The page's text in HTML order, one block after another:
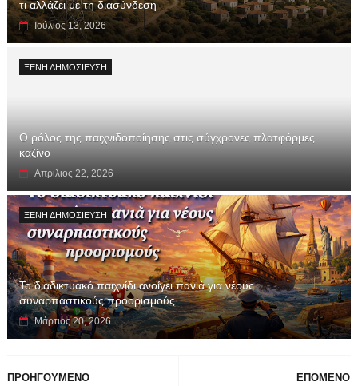
τι αλλάζει με τη διασύνδεση
Ιούλιος 13, 2026
ΞΕΝΗ ΔΗΜΟΣΙΕΥΣΗ
Ο ρόλος της παιχνιδοποίησης στις σύγχρονες πλατφόρμες
καζίνο
Απρίλιος 22, 2026
ΞΕΝΗ ΔΗΜΟΣΙΕΥΣΗ
Το διαδικτυακό παιχνίδι ανοίγει πανιά για νέους
συναρπαστικούς προορισμούς
Μάρτιος 20, 2026
ΕΠΟΜΕΝΟ
ΠΡΟΗΓΟΥΜΕΝΟ